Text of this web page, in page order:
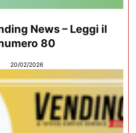
News – Leggi il
80
20/02/2026